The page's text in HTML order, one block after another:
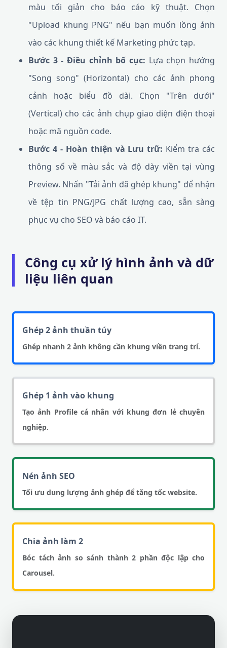
màu tối giản cho báo cáo kỹ thuật. Chọn
"Upload khung PNG" nếu bạn muốn lồng ảnh
vào các khung thiết kế Marketing phức tạp.
Bước 3 - Điều chỉnh bố cục: Lựa chọn hướng
"Song song" (Horizontal) cho các ảnh phong
cảnh hoặc biểu đồ dài. Chọn "Trên dưới"
(Vertical) cho các ảnh chụp giao diện điện thoại
hoặc mã nguồn code.
Bước 4 - Hoàn thiện và Lưu trữ: Kiểm tra các
thông số về màu sắc và độ dày viền tại vùng
Preview. Nhấn "Tải ảnh đã ghép khung" để nhận
về tệp tin PNG/JPG chất lượng cao, sẵn sàng
phục vụ cho SEO và báo cáo IT.
Công cụ xử lý hình ảnh và dữ
liệu liên quan
Ghép 2 ảnh thuần túy
Ghép nhanh 2 ảnh không cần khung viền trang trí.
Ghép 1 ảnh vào khung
Tạo ảnh Profile cá nhân với khung đơn lẻ chuyên
nghiệp.
Nén ảnh SEO
Tối ưu dung lượng ảnh ghép để tăng tốc website.
Chia ảnh làm 2
Bóc tách ảnh so sánh thành 2 phần độc lập cho
Carousel.